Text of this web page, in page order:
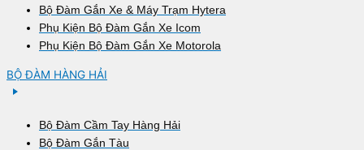
Bộ Đàm Gắn Xe & Máy Trạm Hytera
Phụ Kiện Bộ Đàm Gắn Xe Icom
Phụ Kiện Bộ Đàm Gắn Xe Motorola
BỘ ĐÀM HÀNG HẢI
Bộ Đàm Cầm Tay Hàng Hải
Bộ Đàm Gắn Tàu